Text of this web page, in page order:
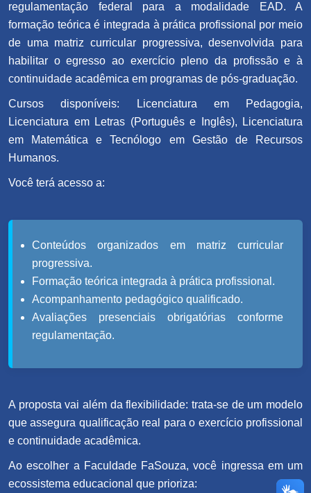
regulamentação federal para a modalidade EAD. A
formação teórica é integrada à prática profissional por meio
de uma matriz curricular progressiva, desenvolvida para
habilitar o egresso ao exercício pleno da profissão e à
continuidade acadêmica em programas de pós-graduação.
Cursos disponíveis: Licenciatura em Pedagogia,
Licenciatura em Letras (Português e Inglês), Licenciatura
em Matemática e Tecnólogo em Gestão de Recursos
Humanos.
Você terá acesso a:
Conteúdos organizados em matriz curricular
progressiva.
Formação teórica integrada à prática profissional.
Acompanhamento pedagógico qualificado.
Avaliações presenciais obrigatórias conforme
regulamentação.
A proposta vai além da flexibilidade: trata-se de um modelo
que assegura qualificação real para o exercício profissional
e continuidade acadêmica.
Ao escolher a Faculdade FaSouza, você ingressa em um
ecossistema educacional que prioriza: